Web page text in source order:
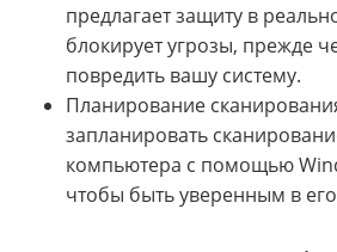
предлагает защиту в
блокирует угрозы, прежде
повредить вашу систему.
Планирование
запланировать
компьютера с помощью
чтобы быть уверенным в